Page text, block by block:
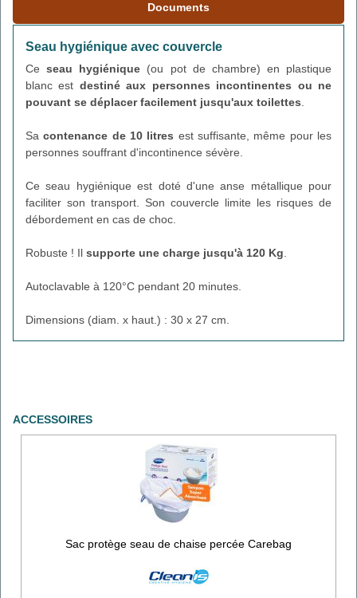
Documents
Seau hygiénique avec couvercle
Ceseau hygiénique (ou pot de chambre) en plastique
blanc est destiné aux personnes incontinentes ou ne
pouvant se déplacer facilement jusqu'aux toilettes.
Sacontenance de 10 litres est suffisante, même pour les
personnes souffrant d'incontinence sévère.
Ce seau hygiénique est doté d'une anse métallique pour
faciliter son transport. Son couvercle limite les risques de
débordement en cas de choc.
Robuste ! Il supporte une charge jusqu'à 120 Kg.
Autoclavable à 120°C pendant 20 minutes.
Dimensions (diam. x haut.) : 30 x 27 cm.
ACCESSOIRES
Sac protège seau de chaise percée Carebag